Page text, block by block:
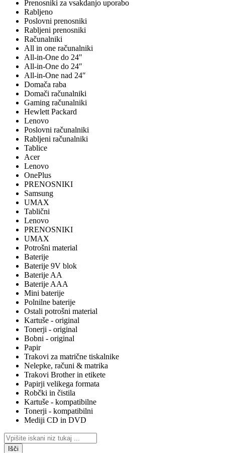
Prenosniki za vsakdanjo uporabo
Rabljeno
Poslovni prenosniki
Rabljeni prenosniki
Računalniki
All in one računalniki
All-in-One do 24"
All-in-One do 24″
All-in-One nad 24″
Domača raba
Domači računalniki
Gaming računalniki
Hewlett Packard
Lenovo
Poslovni računalniki
Rabljeni računalniki
Tablice
Acer
Lenovo
OnePlus
PRENOSNIKI
Samsung
UMAX
Tablični
Lenovo
PRENOSNIKI
UMAX
Potrošni material
Baterije
Baterije 9V blok
Baterije AA
Baterije AAA
Mini baterije
Polnilne baterije
Ostali potrošni material
Kartuše - original
Tonerji - original
Bobni - original
Papir
Trakovi za matrične tiskalnike
Nelepke, računi & matrika
Trakovi Brother in etikete
Papirji velikega formata
Robčki in čistila
Kartuše - kompatibilne
Tonerji - kompatibilni
Mediji CD in DVD
Išči